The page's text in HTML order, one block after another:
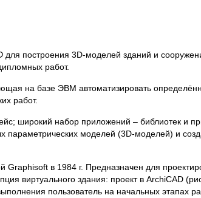
для построения 3D-моделей зданий и
работ.
на базе ЭВМ автоматизировать
работ.
широкий набор приложений – библиотек и
параметрических моделей (3D-моделей) и
в 1984 г. Предназначен для
виртуального здания: проект в ArchiCAD
пользователь на начальных этапах